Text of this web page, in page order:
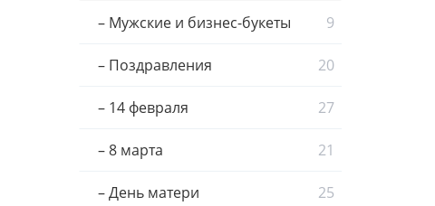
– Мужские и бизнес-букеты 9
– Поздравления 20
– 14 февраля 27
– 8 марта 21
– День матери 25